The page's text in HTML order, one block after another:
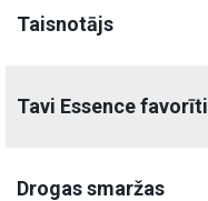
Taisnotājs
Tavi Essence favorīti
Drogas smaržas